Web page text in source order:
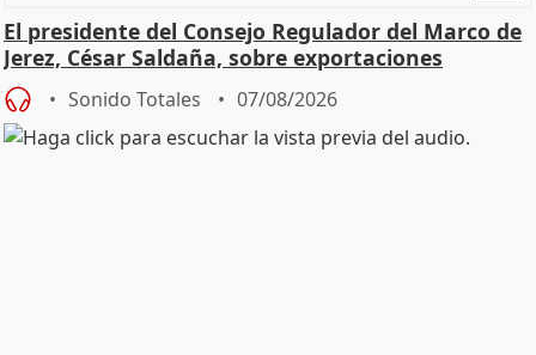
El presidente del Consejo Regulador del Marco de
Jerez, César Saldaña, sobre exportaciones
Sonido Totales 07/08/2026